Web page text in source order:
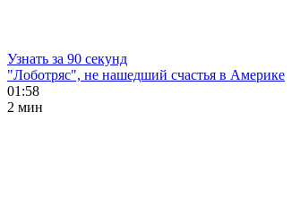
Узнать за 90 секунд
"Лоботряс", не нашедший счастья в Америке
01:58
2 мин